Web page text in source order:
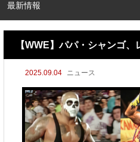
最新情報
【WWE】パパ・シャンゴ
で何が起きたのか？
2025.09.04 ニュース